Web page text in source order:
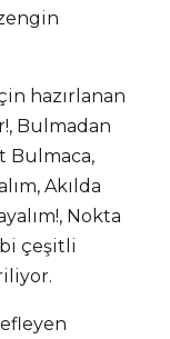
hazırlanan
Bulmadan
Bulmaca,
Akılda
Nokta
çeşitli